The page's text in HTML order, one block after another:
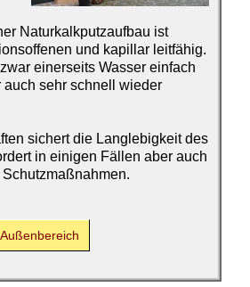
Naturkalkputzaufbau ist
und kapillar leitfähig.
einerseits Wasser einfach
auch sehr schnell wieder
sichert die Langlebigkeit des
in einigen Fällen aber auch